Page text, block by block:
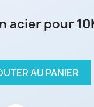
acier pour
AU PANIER